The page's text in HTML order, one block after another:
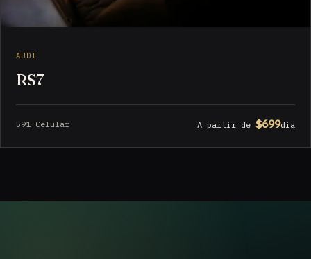
AUDI
RS7
591 Celular A partir de $699dia